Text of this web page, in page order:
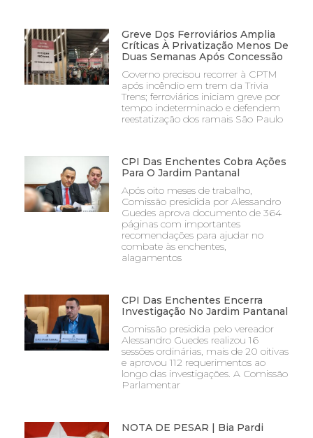
Greve Dos Ferroviários Amplia
Críticas À Privatização Menos De
Duas Semanas Após Concessão
Governo precisou recorrer à CPTM
após incêndio em trem da Trivia
Trens; ferroviários iniciam greve por
tempo indeterminado e defendem
reestatização dos ramais São Paulo
CPI Das Enchentes Cobra Ações
Para O Jardim Pantanal
Após oito meses de trabalho,
Comissão presidida por Alessandro
Guedes aprova documento de 364
páginas com importantes
recomendações para ajudar no
combate às enchentes,
alagamentos
CPI Das Enchentes Encerra
Investigação No Jardim Pantanal
Comissão presidida pelo vereador
Alessandro Guedes realizou 16
sessões ordinárias, mais de 20 oitivas
e aprovou 112 requerimentos ao
longo das investigações. A Comissão
Parlamentar
NOTA DE PESAR | Bia Pardi